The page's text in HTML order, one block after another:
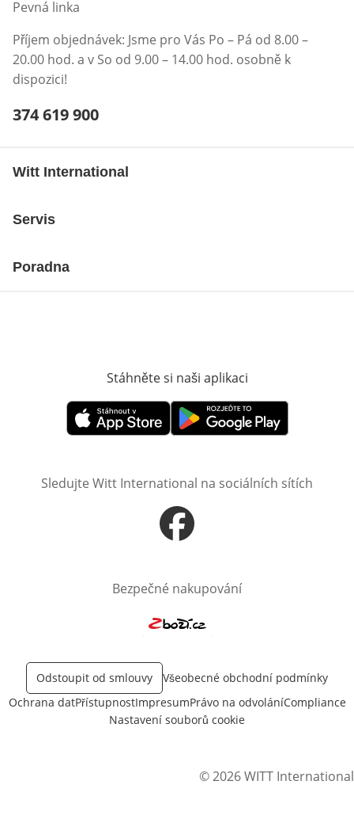
Pevná linka
Příjem objednávek: Jsme pro Vás Po – Pá od 8.00 –
20.00 hod. a v So od 9.00 – 14.00 hod. osobně k
dispozici!
Telefonní číslo:
374 619 900
Witt International
Servis
Poradna
Stáhněte si naši aplikaci
Otevře v novém okněOtevře v novém okně
Sledujte Witt International na sociálních sítích
Otevře v novém okně
Bezpečné nakupování
Odstoupit od smlouvy
Všeobecné obchodní podmínky
Ochrana datPřístupnostImpresumPrávo na odvoláníCompliance
Nastavení souborů cookie
© 2026 WITT International